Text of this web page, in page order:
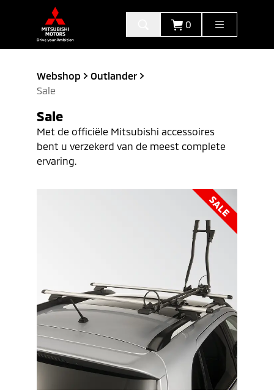
0
Webshop
Outlander
Sale
Sale
Met de officiële Mitsubishi accessoires
bent u verzekerd van de meest complete
ervaring.
SALE